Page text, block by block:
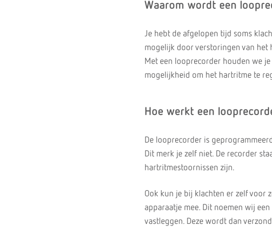
Waarom wordt een
Je hebt de afgelopen tijd soms
mogelijk door verstoringen van het
Met een looprecorder houden we
mogelijkheid om het hartritme te
Hoe werkt een
De looprecorder is
Dit merk je zelf niet. De recorder
hartritmestoornissen zijn.
Ook kun je bij klachten er zelf voor
apparaatje mee. Dit noemen wij
vastleggen. Deze wordt dan